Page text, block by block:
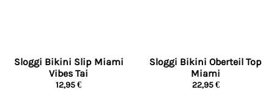
Sloggi Bikini Slip Miami
Vibes Tai
12,95€
Sloggi Bikini Oberteil Top
Miami
22,95€